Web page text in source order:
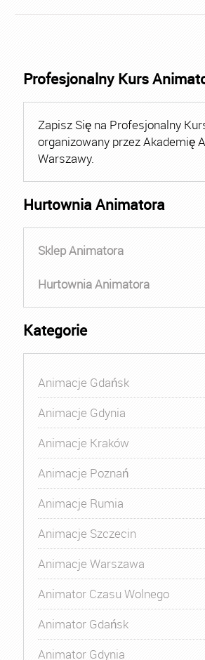
Profesjonalny Kurs
Zapisz Się na Profesjonalny
organizowany przez Akademię
Warszawy.
Hurtownia Animatora
Sklep Animatora
Hurtownia Animatora
Kategorie
Animacje Gdańsk
Animacje Gdynia
Animacje Kraków
Animacje Poznań
Animacje Rumia
Animacje Szczecin
Animacje Warszawa
Animator Czasu Wolnego
Animator Gdańsk
Animator Gdynia